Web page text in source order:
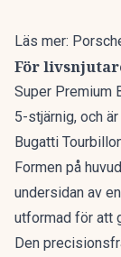
Läs mer:
För
Super Premium
5-stjärnig, och
Bugatti
Formen på
undersidan av
utformad för att
Den